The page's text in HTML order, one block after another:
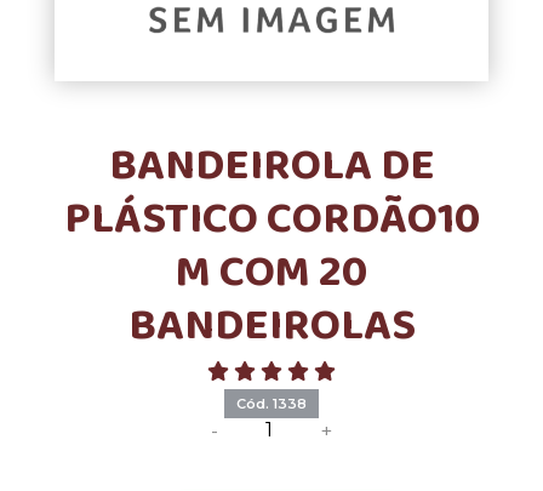
BANDEIROLA DE
PLÁSTICO CORDÃO10
M COM 20
BANDEIROLAS
Cód. 1338
- +